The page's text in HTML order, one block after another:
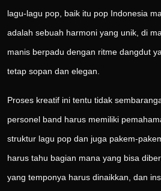
lagu-lagu pop, baik itu pop Indonesia
adalah sebuah harmoni yang unik, di
manis berpadu dengan ritme dangdut
tetap sopan dan elegan.
Proses kreatif ini tentu tidak
personel band harus memiliki
struktur lagu pop dan juga pakem-
harus tahu bagian mana yang bisa
yang temponya harus dinaikkan, dan